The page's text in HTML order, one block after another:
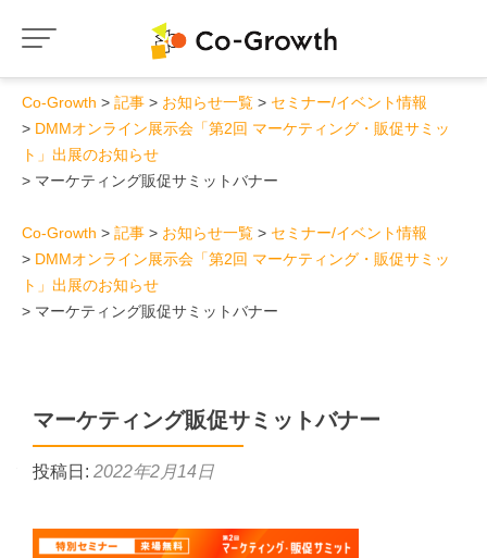
Co-Growth 記事 お知らせ一覧
セミナー/イベント情報
DMMオンライン展示会「第2回 マーケティング・販促サミッ
ト」出展のお知らせ
マーケティング販促サミットバナー
Co-Growth 記事 お知らせ一覧
セミナー/イベント情報
DMMオンライン展示会「第2回 マーケティング・販促サミッ
ト」出展のお知らせ
マーケティング販促サミットバナー
マーケティング販促サミットバナー
投稿日: 2022年2月14日